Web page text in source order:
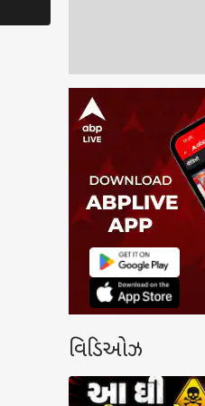
વિડિઓઝ